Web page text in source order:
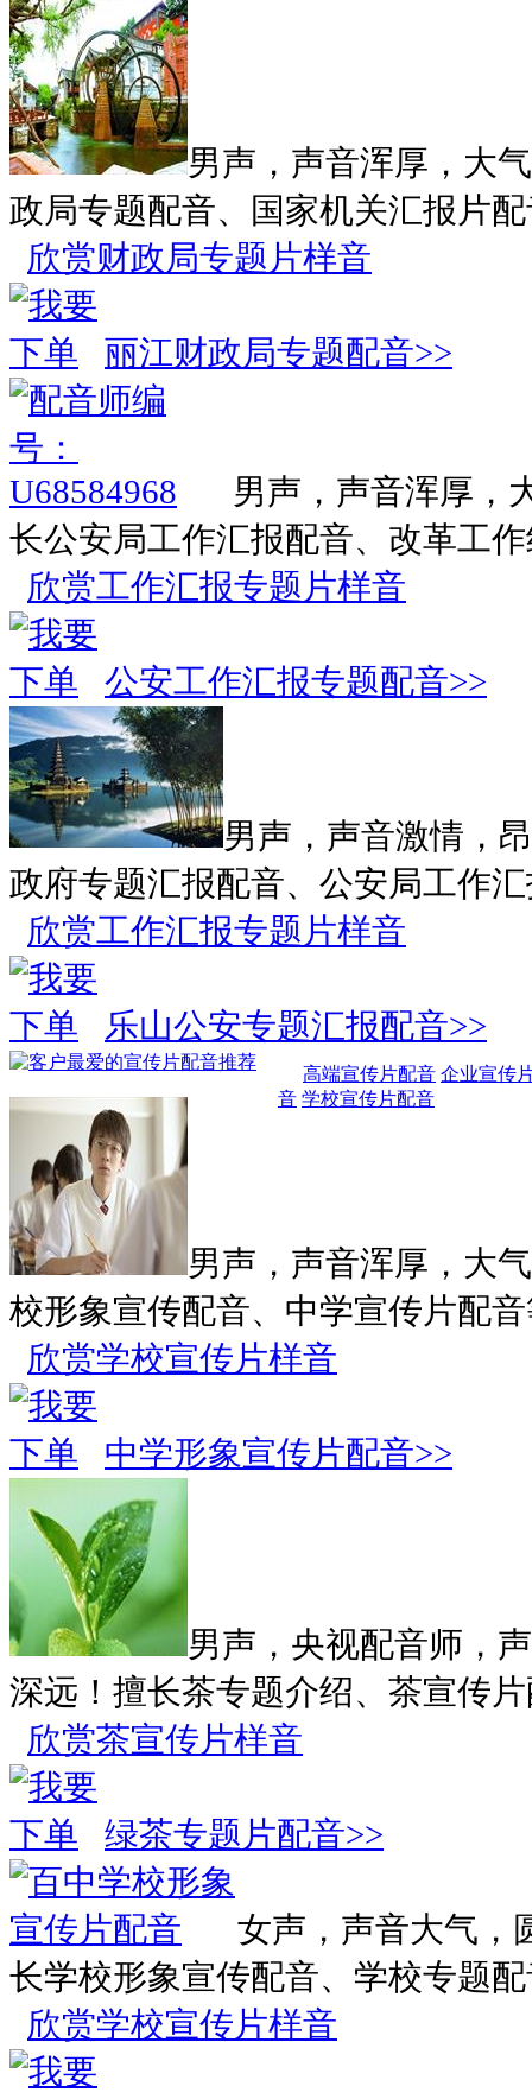
男声，声音浑厚，大
政局专题配音、国家机关汇报片
欣赏财政局专题片样音
丽江财政局专题配音>>
男声，声音浑厚，
长公安局工作汇报配音、改革工
欣赏工作汇报专题片样音
公安工作汇报专题配音>>
男声，声音激情，
政府专题汇报配音、公安局工作
欣赏工作汇报专题片样音
乐山公安专题汇报配音>>
高端宣传片配音 企业宣传
音 学校宣传片配音
男声，声音浑厚，大
校形象宣传配音、中学宣传片配
欣赏学校宣传片样音
中学形象宣传片配音>>
男声，央视配音师，
深远！擅长茶专题介绍、茶宣传
欣赏茶宣传片样音
绿茶专题片配音>>
女声，声音大气，
长学校形象宣传配音、学校专题
欣赏学校宣传片样音